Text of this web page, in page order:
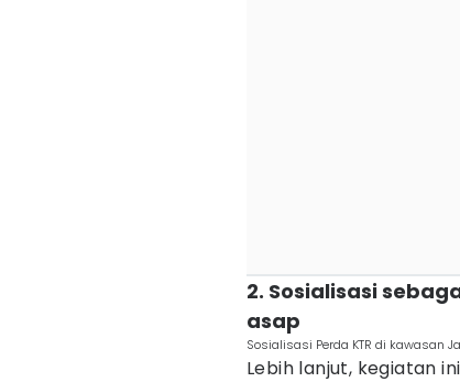
2. Sosialisasi
asap
Sosialisasi Perda KTR di kawasan
Lebih lanjut, kegiatan